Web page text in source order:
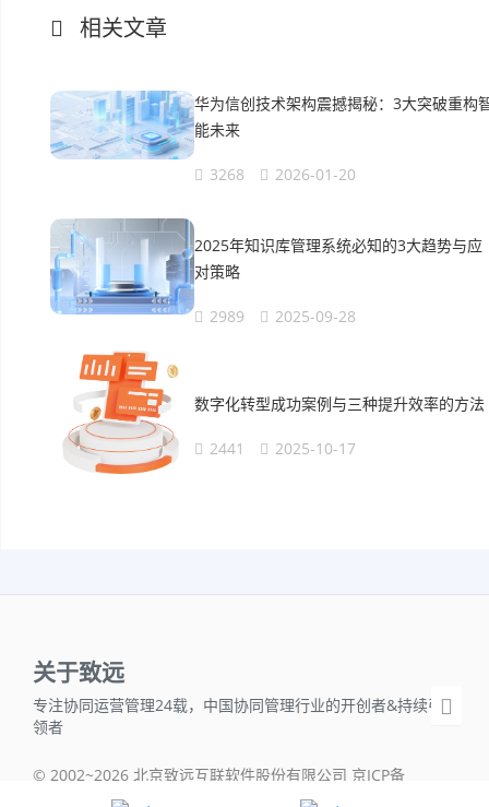
相关文章
华为信创技术架构震撼揭秘：3大突破重构
能未来
3268 2026-01-20
2025年知识库管理系统必知的3大趋势与应
对策略
2989 2025-09-28
数字化转型成功案例与三种提升效率的方法
2441 2025-10-17
关于致远
专注协同运营管理24载，中国协同管理行业的开创者&持续引
领者
© 2002~2026 北京致远互联软件股份有限公司 京ICP备
05042718号-1